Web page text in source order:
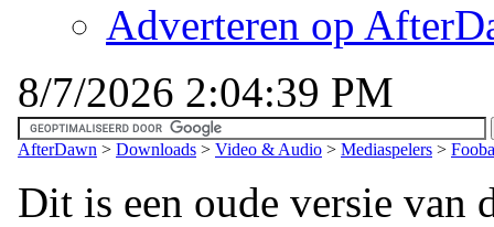
Adverteren op
8/7/2026 2:04:39 PM
AfterDawn > Downloads > Video & Audio > Mediaspelers >
Dit is een oude versie van